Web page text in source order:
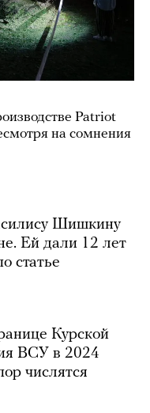
Patriot
на сомнения
Шишкину
Ей дали 12 лет
статье
Курской
ВСУ в 2024
числятся